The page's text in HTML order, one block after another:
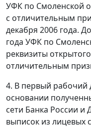
УФК по Смоленской
с отличительным
декабря 2006 года.
года УФК по
реквизиты
отличительным
4. В первый рабочий
основании
сети Банка России и
выписок из лицевых